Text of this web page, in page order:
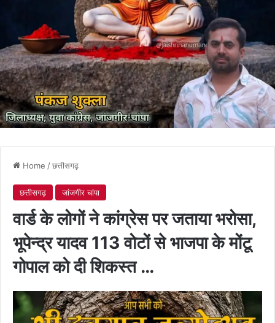
Home /छत्तीसगढ़
छत्तीसगढ़ जांजगीर चांपा
वार्ड के लोगों ने कांग्रेस पर जताया भरोसा,
भूपेन्द्र यादव 113 वोटों से भाजपा के मोंटू
गोपाल को दी शिकस्त …